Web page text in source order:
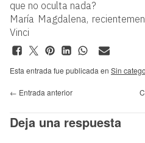
que no oculta nada?
María Magdalena,
Vinci
Esta entrada fue publicada en Sin
← Entrada anterior
Deja una respuesta